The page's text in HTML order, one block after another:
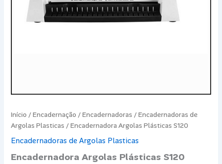
Início /Encadernação /Encadernadoras /Encadernadoras de
Argolas Plasticas / Encadernadora Argolas Plásticas S120
Encadernadoras de Argolas Plasticas
Encadernadora Argolas Plásticas S120